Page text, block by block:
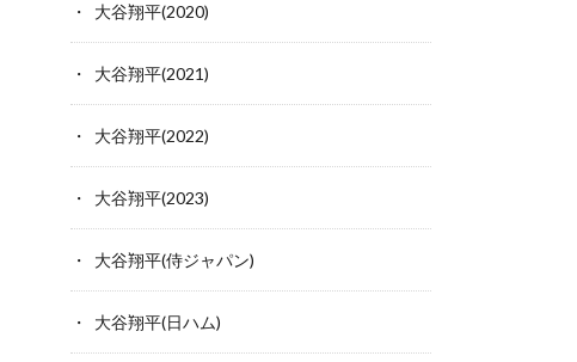
大谷翔平(2020)
大谷翔平(2021)
大谷翔平(2022)
大谷翔平(2023)
大谷翔平(侍ジャパン)
大谷翔平(日ハム)